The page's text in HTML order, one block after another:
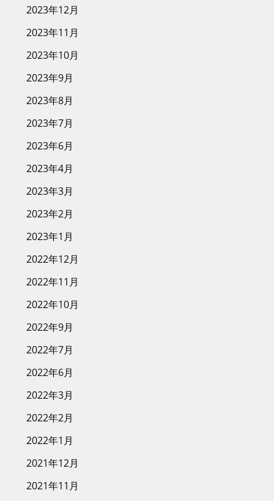
2023年12月
2023年11月
2023年10月
2023年9月
2023年8月
2023年7月
2023年6月
2023年4月
2023年3月
2023年2月
2023年1月
2022年12月
2022年11月
2022年10月
2022年9月
2022年7月
2022年6月
2022年3月
2022年2月
2022年1月
2021年12月
2021年11月